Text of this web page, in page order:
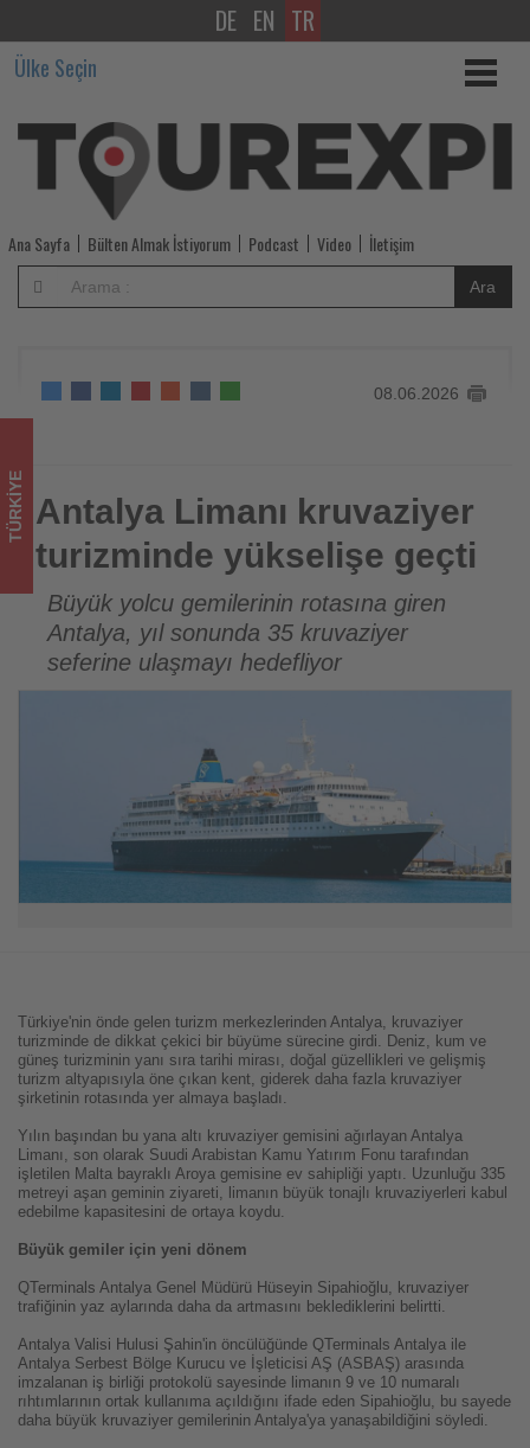
Antalya
Limanı
kruvaziyer
turizminde
yükselişe
geçti
Tourexpi,
sizler
için
turizmde
olup
bitenleri
takip
ediyor!
DE EN TR
Ülke Seçin
Ana Sayfa Bülten Almak İstiyorum Podcast Video İletişim
Ara
08.06.2026
Antalya Limanı kruvaziyer turizminde yükselişe geçti
TÜRKIYE Antalya Limanı kruvaziyer
turizminde yükselişe geçti
Büyük yolcu gemilerinin rotasına giren
Antalya, yıl sonunda 35 kruvaziyer
seferine ulaşmayı hedefliyor
Türkiye'nin önde gelen turizm merkezlerinden Antalya, kruvaziyer
turizminde de dikkat çekici bir büyüme sürecine girdi. Deniz, kum ve
güneş turizminin yanı sıra tarihi mirası, doğal güzellikleri ve gelişmiş
turizm altyapısıyla öne çıkan kent, giderek daha fazla kruvaziyer
şirketinin rotasında yer almaya başladı.
Yılın başından bu yana altı kruvaziyer gemisini ağırlayan Antalya
Limanı, son olarak Suudi Arabistan Kamu Yatırım Fonu tarafından
işletilen Malta bayraklı Aroya gemisine ev sahipliği yaptı. Uzunluğu 335
metreyi aşan geminin ziyareti, limanın büyük tonajlı kruvaziyerleri kabul
edebilme kapasitesini de ortaya koydu.
Büyük gemiler için yeni dönem
QTerminals Antalya Genel Müdürü Hüseyin Sipahioğlu, kruvaziyer
trafiğinin yaz aylarında daha da artmasını beklediklerini belirtti.
Antalya Valisi Hulusi Şahin'in öncülüğünde QTerminals Antalya ile
Antalya Serbest Bölge Kurucu ve İşleticisi AŞ (ASBAŞ) arasında
imzalanan iş birliği protokolü sayesinde limanın 9 ve 10 numaralı
rıhtımlarının ortak kullanıma açıldığını ifade eden Sipahioğlu, bu sayede
daha büyük kruvaziyer gemilerinin Antalya'ya yanaşabildiğini söyledi.